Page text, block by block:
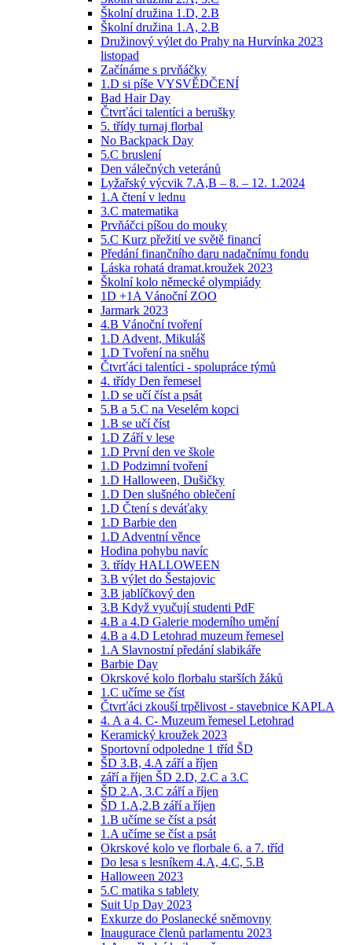
Školní družina 1.D, 2.B
Školní družina 1.A, 2.B
Družinový výlet do Prahy na Hurvínka 2023
listopad
Začínáme s prvňáčky
1.D si píše VYSVĚDČENÍ
Bad Hair Day
Čtvrťáci talentíci a berušky
5. třídy turnaj florbal
No Backpack Day
5.C bruslení
Den válečných veteránů
Lyžařský výcvik 7.A,B – 8. – 12. 1.2024
1.A čtení v lednu
3.C matematika
Prvňáčci píšou do mouky
5.C Kurz přežití ve světě financí
Předání finančního daru nadačnímu fondu
Láska rohatá dramat.kroužek 2023
Školní kolo německé olympiády
1D +1A Vánoční ZOO
Jarmark 2023
4.B Vánoční tvoření
1.D Advent, Mikuláš
1.D Tvoření na sněhu
Čtvrťáci talentíci - spolupráce týmů
4. třídy Den řemesel
1.D se učí číst a psát
5.B a 5.C na Veselém kopci
1.B se učí číst
1.D Září v lese
1.D První den ve škole
1.D Podzimní tvoření
1.D Halloween, Dušičky
1.D Den slušného oblečení
1.D Čtení s deváťaky
1.D Barbie den
1.D Adventní věnce
Hodina pohybu navíc
3. třídy HALLOWEEN
3.B výlet do Šestajovic
3.B jablíčkový den
3.B Když vyučují studenti PdF
4.B a 4.D Galerie moderního umění
4.B a 4.D Letohrad muzeum řemesel
1.A Slavnostní předání slabikáře
Barbie Day
Okrskové kolo florbalu starších žáků
1.C učíme se číst
Čtvrťáci zkouší trpělivost - stavebnice KAPLA
4. A a 4. C- Muzeum řemesel Letohrad
Keramický kroužek 2023
Sportovní odpoledne 1 tříd ŠD
ŠD 3.B, 4.A září a říjen
září a říjen ŠD 2.D, 2.C a 3.C
ŠD 2.A, 3.C září a říjen
ŠD 1.A,2.B září a říjen
1.B učíme se číst a psát
1.A učíme se číst a psát
Okrskové kolo ve florbale 6. a 7. tříd
Do lesa s lesníkem 4.A, 4.C, 5.B
Halloween 2023
5.C matika s tablety
Suit Up Day 2023
Exkurze do Poslanecké sněmovny
Inaugurace členů parlamentu 2023